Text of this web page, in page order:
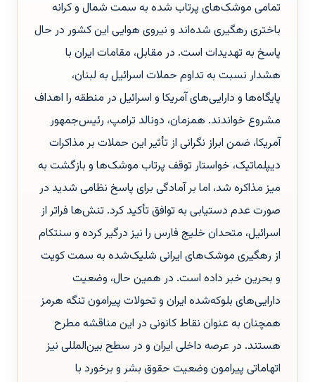
تمامی موشک‌های پرتاب شده به سمت شمال و کرانه
باختری رهگیری شده‌اند و نیروی هوایی این کشور در حال
پاسخ به تهدیدات است. در مقابل، مقامات ایران با
هشدار نسبت به تداوم حملات اسرائیل به لبنان،
پایگاه‌ها و دارایی‌های آمریکا و اسرائیل در منطقه را اهداف
مشروع خواندند. همزمان، دونالد ترامپ، رئیس‌جمهور
آمریکا، ضمن ابراز نگرانی از تأثیر این حملات بر مذاکرات
دیپلماتیک، خواستار توقف پرتاب موشک‌ها و بازگشت به
میز مذاکره شد، اما بر آمادگی برای پاسخ نظامی شدید در
صورت عدم دستیابی به توافق تأکید کرد. تنش‌ها فراتر از
اسرائیل، متحدان خلیج فارس را نیز درگیر کرده و سنتکام
از رهگیری موشک‌های ایرانی شلیک‌شده به سمت کویت
و بحرین خبر داده است. در همین حال، وضعیت
دارایی‌های بلوکه‌شده ایران و تحولات پیرامون تنگه هرمز
همچنان به عنوان نقاط کانونی در این مناقشه مطرح
هستند. در عرصه داخلی ایران و در سطح بین‌المللی نیز
اتهاماتی پیرامون وضعیت حقوق بشر و برخورد با